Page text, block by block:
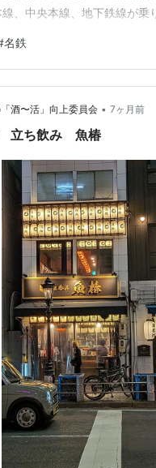
線、中央本線、地下鉄線が乗
が広いスペースなのでゆっ
歩いていてもストレスが少
入ります。今回は豊橋方面
先ずは６０００系の増備車（
したっけ）。この車両も廃
名鉄
酒〜活」向上委員会 • 7ヶ月前
立ち飲み 魚椿